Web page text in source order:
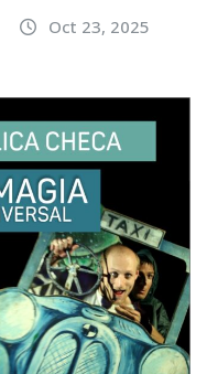
Oct 23, 2025